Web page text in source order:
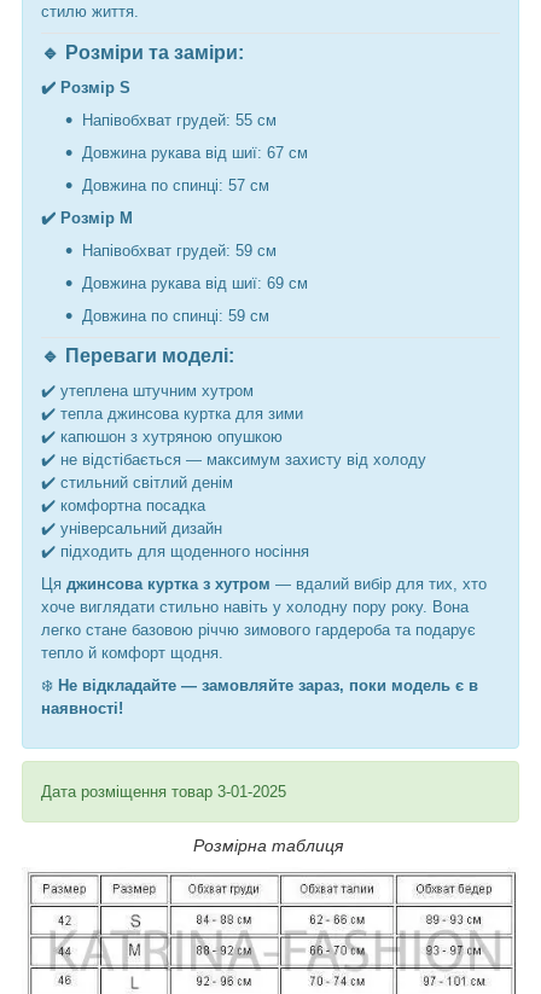
стилю життя.
🔹 Розміри та заміри:
✔️ Розмір S
Напівобхват грудей: 55 см
Довжина рукава від шиї: 67 см
Довжина по спинці: 57 см
✔️ Розмір M
Напівобхват грудей: 59 см
Довжина рукава від шиї: 69 см
Довжина по спинці: 59 см
🔹 Переваги моделі:
✔️ утеплена штучним хутром
✔️ тепла джинсова куртка для зими
✔️ капюшон з хутряною опушкою
✔️ не відстібається — максимум захисту від холоду
✔️ стильний світлий денім
✔️ комфортна посадка
✔️ універсальний дизайн
✔️ підходить для щоденного носіння
Ця джинсова куртка з хутром — вдалий вибір для тих, хто
хоче виглядати стильно навіть у холодну пору року. Вона
легко стане базовою річчю зимового гардероба та подарує
тепло й комфорт щодня.
❄️ Не відкладайте — замовляйте зараз, поки модель є в
наявності!
Дата розміщення товар 3-01-2025
Розмірна таблиця